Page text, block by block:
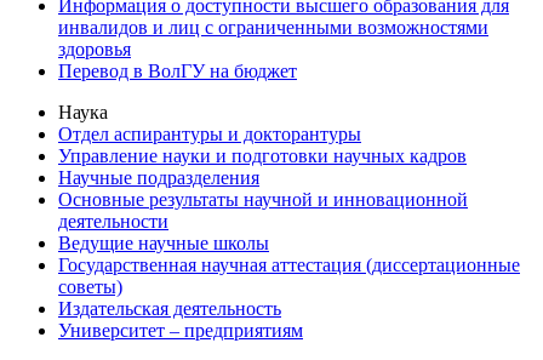
Информация о доступности высшего образования для
инвалидов и лиц с ограниченными возможностями
здоровья
Перевод в ВолГУ на бюджет
Наука
Отдел аспирантуры и докторантуры
Управление науки и подготовки научных кадров
Научные подразделения
Основные результаты научной и инновационной
деятельности
Ведущие научные школы
Государственная научная аттестация (диссертационные
советы)
Издательская деятельность
Университет – предприятиям